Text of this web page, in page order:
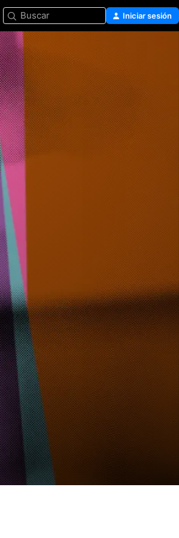
Buscar Iniciar sesión